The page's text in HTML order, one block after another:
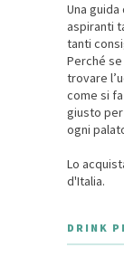
Una
aspiranti
tanti
Perché
trovare
come si
giusto
ogni
Lo
d'Italia.
DRINK